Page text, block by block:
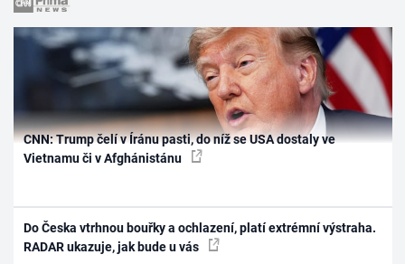
CNN: Trump čelí v Íránu pasti, do níž se USA dostaly ve
Vietnamu či v Afghánistánu
Do Česka vtrhnou bouřky a ochlazení, platí extrémní výstraha.
RADAR ukazuje, jak bude u vás